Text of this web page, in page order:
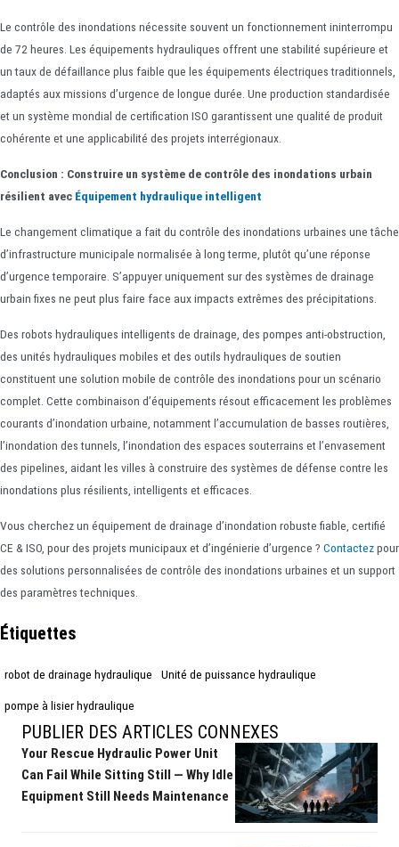
Le contrôle des inondations nécessite souvent un fonctionnement ininterrompu
de 72 heures. Les équipements hydrauliques offrent une stabilité supérieure et
un taux de défaillance plus faible que les équipements électriques traditionnels,
adaptés aux missions d’urgence de longue durée. Une production standardisée
et un système mondial de certification ISO garantissent une qualité de produit
cohérente et une applicabilité des projets interrégionaux.
Conclusion : Construire un système de contrôle des inondations urbain
résilient avec Équipement hydraulique intelligent
Le changement climatique a fait du contrôle des inondations urbaines une tâche
d’infrastructure municipale normalisée à long terme, plutôt qu’une réponse
d’urgence temporaire. S’appuyer uniquement sur des systèmes de drainage
urbain fixes ne peut plus faire face aux impacts extrêmes des précipitations.
Des robots hydrauliques intelligents de drainage, des pompes anti-obstruction,
des unités hydrauliques mobiles et des outils hydrauliques de soutien
constituent une solution mobile de contrôle des inondations pour un scénario
complet. Cette combinaison d’équipements résout efficacement les problèmes
courants d’inondation urbaine, notamment l’accumulation de basses routières,
l’inondation des tunnels, l’inondation des espaces souterrains et l’envasement
des pipelines, aidant les villes à construire des systèmes de défense contre les
inondations plus résilients, intelligents et efficaces.
Vous cherchez un équipement de drainage d’inondation robuste fiable, certifié
CE & ISO, pour des projets municipaux et d’ingénierie d’urgence ? Contactezpour
des solutions personnalisées de contrôle des inondations urbaines et un support
des paramètres techniques.
Étiquettes
robot de drainage hydraulique Unité de puissance hydraulique
pompe à lisier hydraulique
PUBLIER DES ARTICLES CONNEXES
Your Rescue Hydraulic Power Unit
Can Fail While Sitting Still — Why Idle
Equipment Still Needs Maintenance